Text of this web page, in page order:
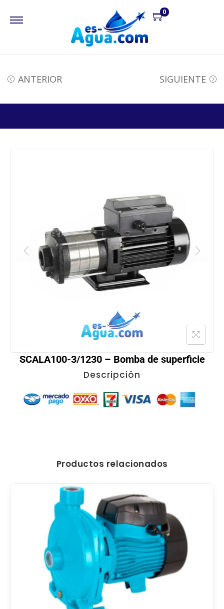
0
ANTERIOR SIGUIENTE
SCALA100-3/1230 – Bomba de superficie
Descripción
Productos relacionados